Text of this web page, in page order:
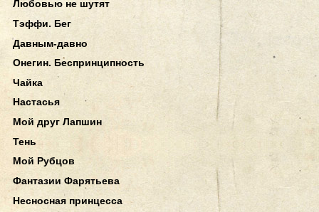
Любовью не шутят
Тэффи. Бег
Давным-давно
Онегин. Беспринципность
Чайка
Настасья
Мой друг Лапшин
Тень
Мой Рубцов
Фантазии Фарятьева
Несносная принцесса